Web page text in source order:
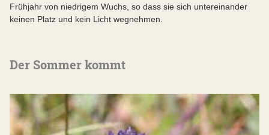
Frühjahr von niedrigem Wuchs, so dass sie sich untereinander
keinen Platz und kein Licht wegnehmen.
Der Sommer kommt